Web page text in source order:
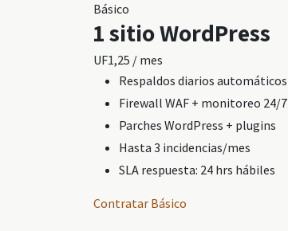
Básico
1 sitio WordPress
UF1,25 / mes
Respaldos diarios automáticos
Firewall WAF + monitoreo 24/7
Parches WordPress + plugins
Hasta 3 incidencias/mes
SLA respuesta: 24 hrs hábiles
Contratar Básico